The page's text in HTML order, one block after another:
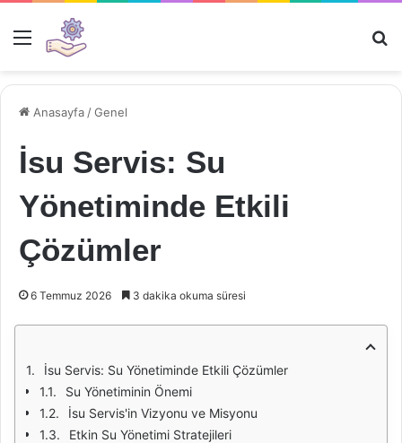
Menü
Anasayfa /Genel
İsu Servis: Su
Yönetiminde Etkili
Çözümler
6 Temmuz 2026 3 dakika okuma süresi
İsu Servis: Su Yönetiminde Etkili Çözümler
Su Yönetiminin Önemi
İsu Servis'in Vizyonu ve Misyonu
Etkin Su Yönetimi Stratejileri